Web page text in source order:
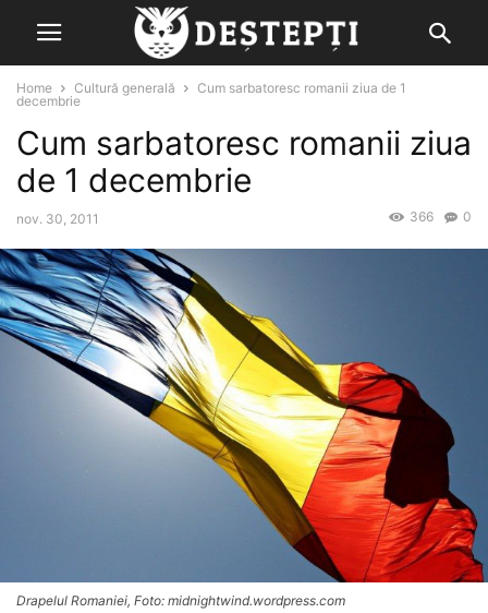
Home Cultură generală
Cum sarbatoresc romanii ziua de 1
decembrie
Cum sarbatoresc romanii ziua
de 1 decembrie
nov. 30, 2011 0
366
Drapelul Romaniei, Foto: midnightwind.wordpress.com